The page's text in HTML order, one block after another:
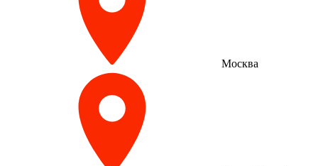
Москва